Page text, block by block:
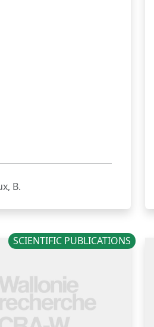
B.
SCIENTIFIC PUBLICATIONS